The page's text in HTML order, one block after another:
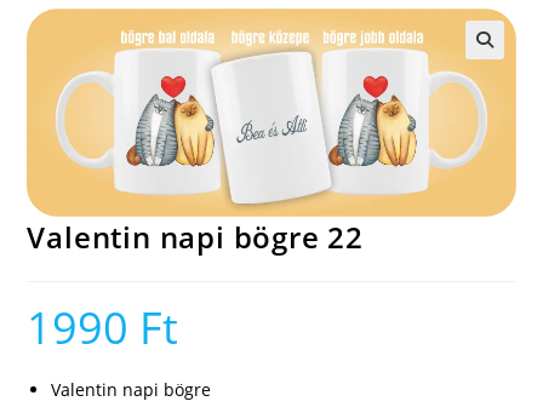
Valentin napi bögre 22
1990 Ft
Valentin napi bögre